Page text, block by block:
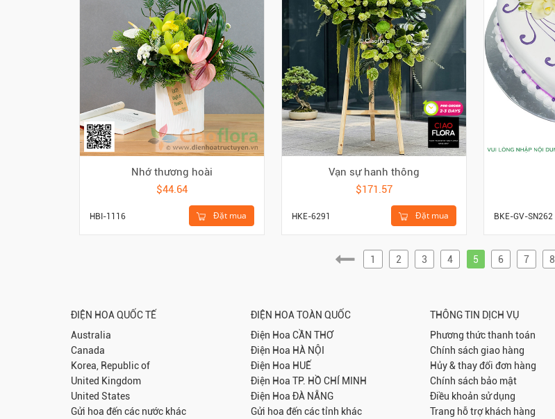
Nhớ thương hoài
$44.64
Đặt mua
HBI-1116
Vạn sự hanh thông
$171.57
Đặt mua
HKE-6291 BKE-GV-SN262
1 2 3 4 5 6 7 8
ĐIỆN HOA QUỐC TẾ
Australia
Canada
Korea, Republic of
United Kingdom
United States
Gửi hoa đến các nước khác
ĐIỆN HOA TOÀN QUỐC
Điện Hoa CẦN THƠ
Điện Hoa HÀ NỘI
Điện Hoa HUẾ
Điện Hoa TP. HỒ CHÍ MINH
Điện Hoa ĐÀ NẴNG
Gửi hoa đến các tỉnh khác
THÔNG TIN DỊCH VỤ
Phương thức thanh toán
Chính sách giao hàng
Hủy & thay đổi đơn hàng
Chính sách bảo mật
Điều khoản sử dụng
Trang hỗ trợ khách hàng